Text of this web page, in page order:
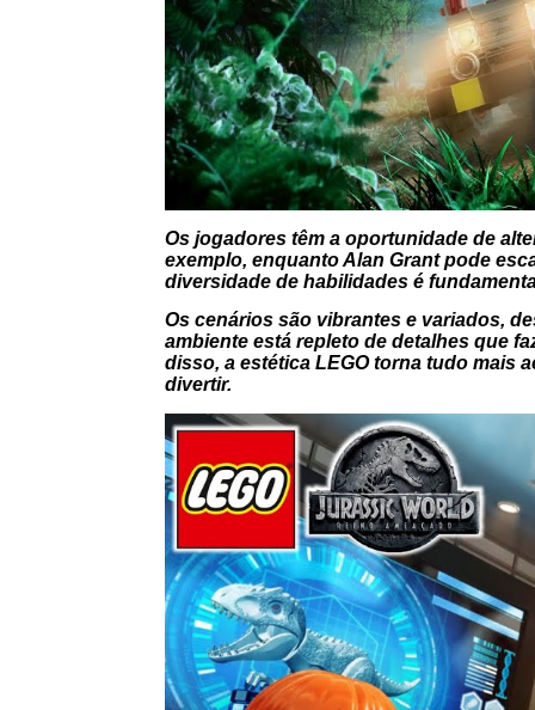
Os jogadores têm a oportunidade de
exemplo, enquanto Alan Grant pode
diversidade de habilidades é
Os cenários são vibrantes e variados,
ambiente está repleto de detalhes que
disso, a estética LEGO torna tudo mais
divertir.